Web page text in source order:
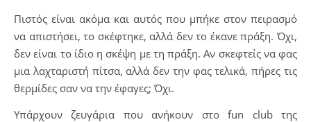
Πιστός είναι ακόμα και αυτός που μπήκε στον πειρασμό
να απιστήσει, το σκέφτηκε, αλλά δεν το έκανε πράξη. Όχι,
δεν είναι το ίδιο η σκέψη με τη πράξη. Αν σκεφτείς να φας
μια λαχταριστή πίτσα, αλλά δεν την φας τελικά, πήρες τις
θερμίδες σαν να την έφαγες; Όχι.
Υπάρχουν ζευγάρια που ανήκουν στο fun club της